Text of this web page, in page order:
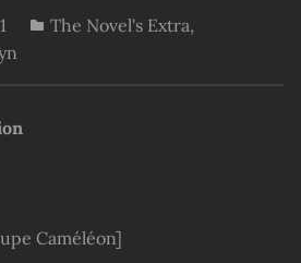
1 The Novel's Extra,
Caméléon]